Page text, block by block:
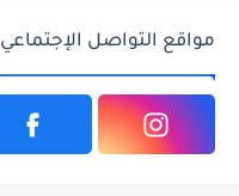
مواقع التواصل الإجتماعي